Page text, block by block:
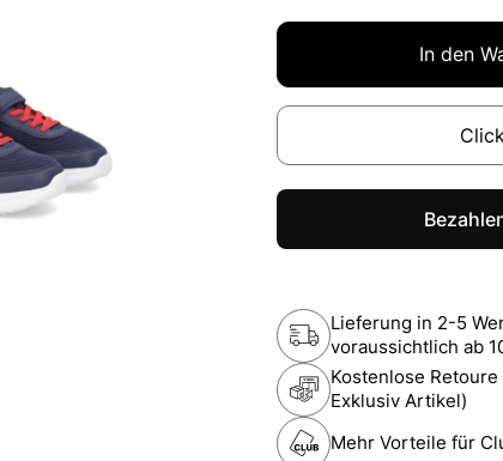
In den
Lieferung in 2-5
voraussichtlich ab
Kostenlose
Exklusiv Artikel)
Mehr Vorteile für